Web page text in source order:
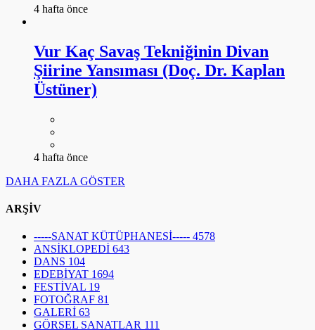
4 hafta önce
Vur Kaç Savaş Tekniğinin Divan
Şiirine Yansıması (Doç. Dr. Kaplan
Üstüner)
4 hafta önce
DAHA FAZLA GÖSTER
ARŞİV
-----SANAT KÜTÜPHANESİ----- 4578
ANSİKLOPEDİ 643
DANS 104
EDEBİYAT 1694
FESTİVAL 19
FOTOĞRAF 81
GALERİ 63
GÖRSEL SANATLAR 111